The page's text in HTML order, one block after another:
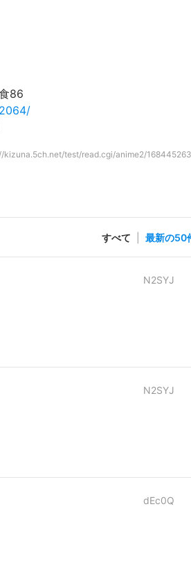
86
kizuna.5ch.net/test/read.cgi/anime2/
すべて 最新の50
N2SYJ
N2SYJ
dEc0Q